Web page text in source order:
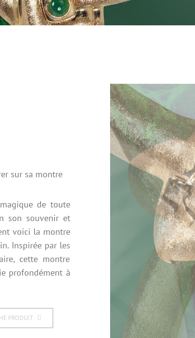
sur sa montre
de toute
son souvenir et
voici la montre
Inspirée par les
cette montre
profondément à
PRODUIT